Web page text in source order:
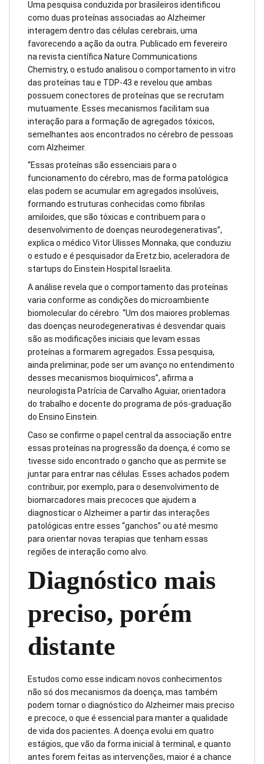
Uma pesquisa conduzida por brasileiros identificou
como duas proteínas associadas ao Alzheimer
interagem dentro das células cerebrais, uma
favorecendo a ação da outra. Publicado em fevereiro
na revista científica Nature Communications
Chemistry, o estudo analisou o comportamento in vitro
das proteínas tau e TDP-43 e revelou que ambas
possuem conectores de proteínas que se recrutam
mutuamente. Esses mecanismos facilitam sua
interação para a formação de agregados tóxicos,
semelhantes aos encontrados no cérebro de pessoas
com Alzheimer.
“Essas proteínas são essenciais para o
funcionamento do cérebro, mas de forma patológica
elas podem se acumular em agregados insolúveis,
formando estruturas conhecidas como fibrilas
amiloides, que são tóxicas e contribuem para o
desenvolvimento de doenças neurodegenerativas”,
explica o médico Vitor Ulisses Monnaka, que conduziu
o estudo e é pesquisador da Eretz.bio, aceleradora de
startups do Einstein Hospital Israelita.
A análise revela que o comportamento das proteínas
varia conforme as condições do microambiente
biomolecular do cérebro. “Um dos maiores problemas
das doenças neurodegenerativas é desvendar quais
são as modificações iniciais que levam essas
proteínas a formarem agregados. Essa pesquisa,
ainda preliminar, pode ser um avanço no entendimento
desses mecanismos bioquímicos”, afirma a
neurologista Patrícia de Carvalho Aguiar, orientadora
do trabalho e docente do programa de pós-graduação
do Ensino Einstein.
Caso se confirme o papel central da associação entre
essas proteínas na progressão da doença, é como se
tivesse sido encontrado o gancho que as permite se
juntar para entrar nas células. Esses achados podem
contribuir, por exemplo, para o desenvolvimento de
biomarcadores mais precoces que ajudem a
diagnosticar o Alzheimer a partir das interações
patológicas entre esses “ganchos” ou até mesmo
para orientar novas terapias que tenham essas
regiões de interação como alvo.
Diagnóstico mais
preciso, porém
distante
Estudos como esse indicam novos conhecimentos
não só dos mecanismos da doença, mas também
podem tornar o diagnóstico do Alzheimer mais preciso
e precoce, o que é essencial para manter a qualidade
de vida dos pacientes. A doença evolui em quatro
estágios, que vão da forma inicial à terminal, e quanto
antes forem feitas as intervenções, maior é a chance